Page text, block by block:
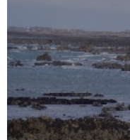
Lihou Island